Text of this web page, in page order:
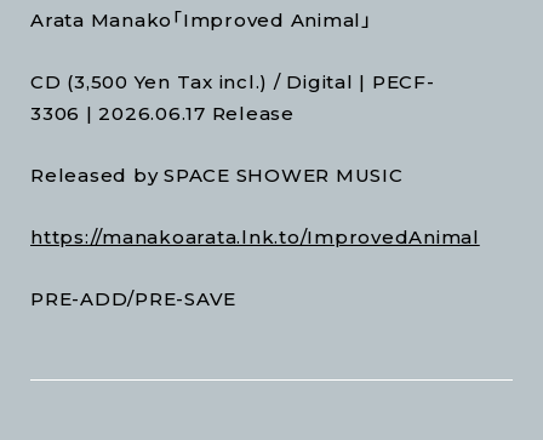
Arata Manako「Improved Animal」
CD (3,500 Yen Tax incl.) / Digital | PECF-
3306 | 2026.06.17 Release
Released by SPACE SHOWER MUSIC
https://manakoarata.lnk.to/ImprovedAnimal
PRE-ADD/PRE-SAVE